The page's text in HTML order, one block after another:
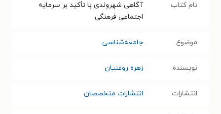
نام کتاب
آگاهی شهروندی با تأکید بر سرمایه
اجتماعی فرهنگی
موضوع جامعه‌شناسی
نویسنده زهره روغنیان
انتشارات انتشارات متخصصان